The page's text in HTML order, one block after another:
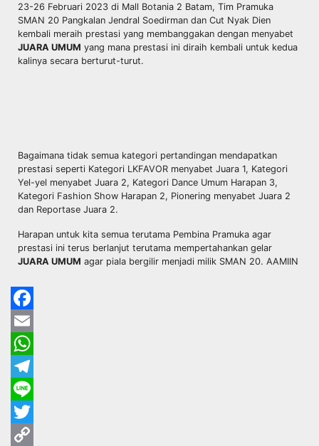
23-26 Februari 2023 di Mall Botania 2 Batam, Tim Pramuka
SMAN 20 Pangkalan Jendral Soedirman dan Cut Nyak Dien
kembali meraih prestasi yang membanggakan dengan menyabet
JUARA UMUM yang mana prestasi ini diraih kembali untuk kedua
kalinya secara berturut-turut.
Bagaimana tidak semua kategori pertandingan mendapatkan
prestasi seperti Kategori LKFAVOR menyabet Juara 1, Kategori
Yel-yel menyabet Juara 2, Kategori Dance Umum Harapan 3,
Kategori Fashion Show Harapan 2, Pionering menyabet Juara 2
dan Reportase Juara 2.
Harapan untuk kita semua terutama Pembina Pramuka agar
prestasi ini terus berlanjut terutama mempertahankan gelar
JUARA UMUM agar piala bergilir menjadi milik SMAN 20. AAMIIN
Facebook
Email
WhatsApp
Telegram
Line
Twitter